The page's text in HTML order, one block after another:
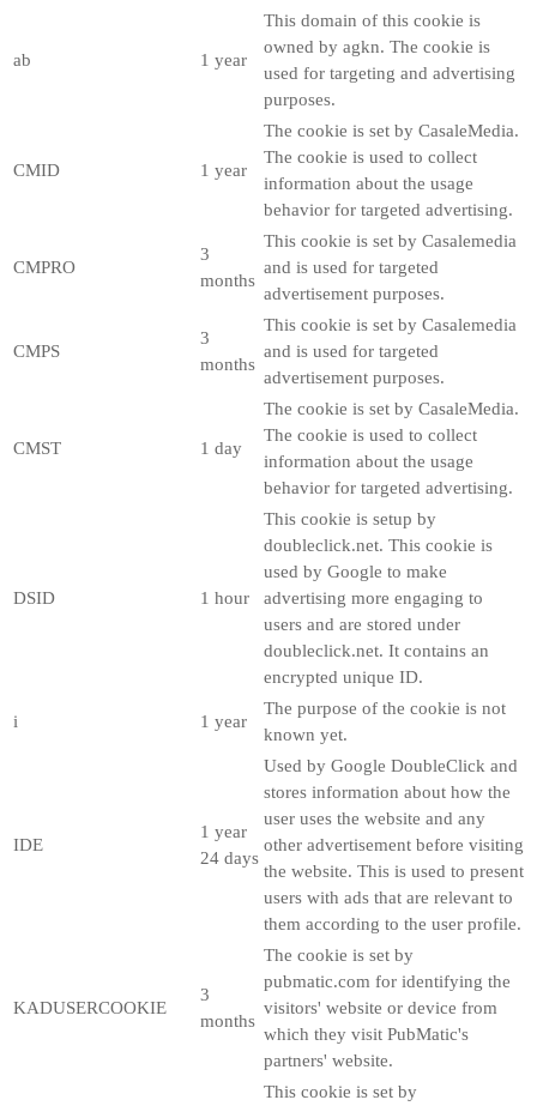
ab 1 year
This domain of this cookie is
owned by agkn. The cookie is
used for targeting and advertising
purposes.
CMID 1 year
The cookie is set by CasaleMedia.
The cookie is used to collect
information about the usage
behavior for targeted advertising.
CMPRO
3
months
This cookie is set by Casalemedia
and is used for targeted
advertisement purposes.
CMPS
3
months
This cookie is set by Casalemedia
and is used for targeted
advertisement purposes.
CMST 1 day
The cookie is set by CasaleMedia.
The cookie is used to collect
information about the usage
behavior for targeted advertising.
DSID 1 hour
This cookie is setup by
doubleclick.net. This cookie is
used by Google to make
advertising more engaging to
users and are stored under
doubleclick.net. It contains an
encrypted unique ID.
i 1 year
The purpose of the cookie is not
known yet.
IDE
1 year
24 days
Used by Google DoubleClick and
stores information about how the
user uses the website and any
other advertisement before visiting
the website. This is used to present
users with ads that are relevant to
them according to the user profile.
KADUSERCOOKIE
3
months
The cookie is set by
pubmatic.com for identifying the
visitors' website or device from
which they visit PubMatic's
partners' website.
This cookie is set by